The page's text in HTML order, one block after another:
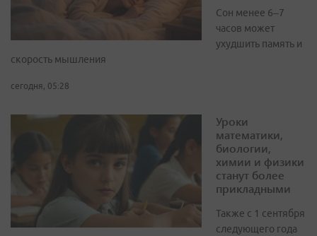
Сон менее 6–7
часов может
ухудшить память и
скорость мышления
сегодня, 05:28
Уроки
математики,
биологии,
химии и физики
станут более
прикладными
Также с 1 сентября
следующего года